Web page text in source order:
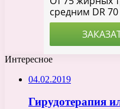
Интересное
04.02.2019
Гирудотерапия